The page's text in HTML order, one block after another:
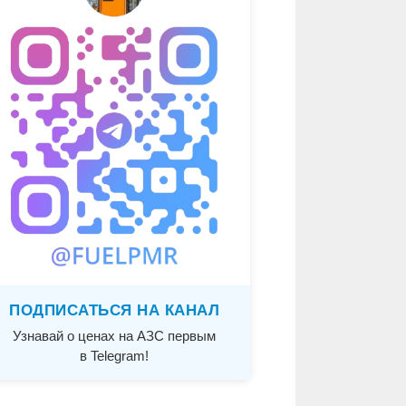
ПОДПИСАТЬСЯ НА КАНАЛ
Узнавай о ценах на АЗС первым
в Telegram!